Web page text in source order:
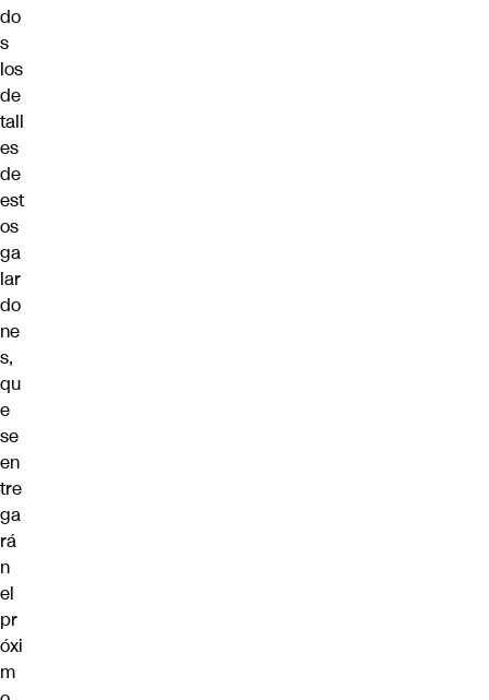
do
s
los
de
tall
es
de
est
os
ga
lar
do
ne
s,
qu
e
se
en
tre
ga
rá
n
el
pr
óxi
m